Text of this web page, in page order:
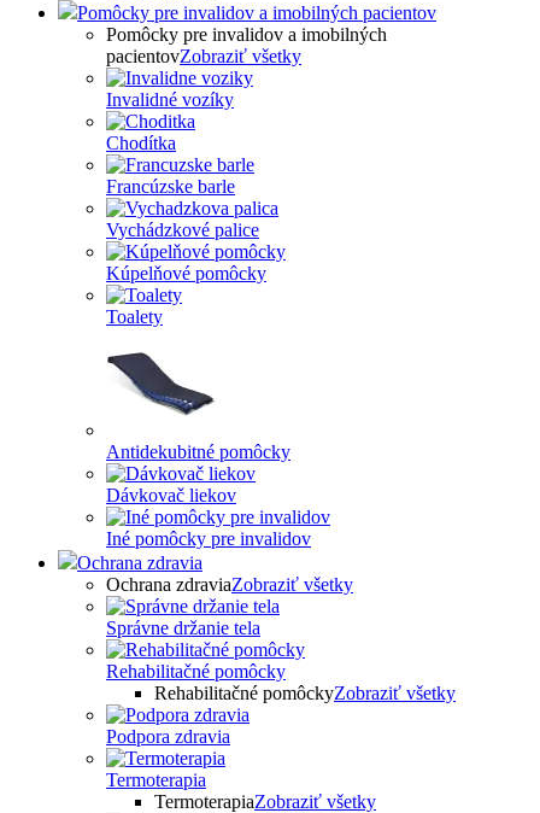
Pomôcky pre invalidov a imobilných pacientov
Pomôcky pre invalidov a imobilných
pacientovZobraziť všetky
Invalidné vozíky
Chodítka
Francúzske barle
Vychádzkové palice
Kúpelňové pomôcky
Toalety
Antidekubitné pomôcky
Dávkovač liekov
Iné pomôcky pre invalidov
Ochrana zdravia
Ochrana zdraviaZobraziť všetky
Správne držanie tela
Rehabilitačné pomôcky
Rehabilitačné pomôckyZobraziť všetky
Podpora zdravia
Termoterapia
TermoterapiaZobraziť všetky